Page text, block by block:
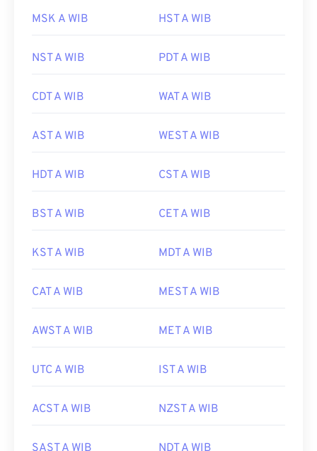
MSK A WIB HST A WIB
NST A WIB PDT A WIB
CDT A WIB WAT A WIB
AST A WIB WEST A WIB
HDT A WIB CST A WIB
BST A WIB CET A WIB
KST A WIB MDT A WIB
CAT A WIB MEST A WIB
AWST A WIB MET A WIB
UTC A WIB IST A WIB
ACST A WIB NZST A WIB
SAST A WIB NDT A WIB